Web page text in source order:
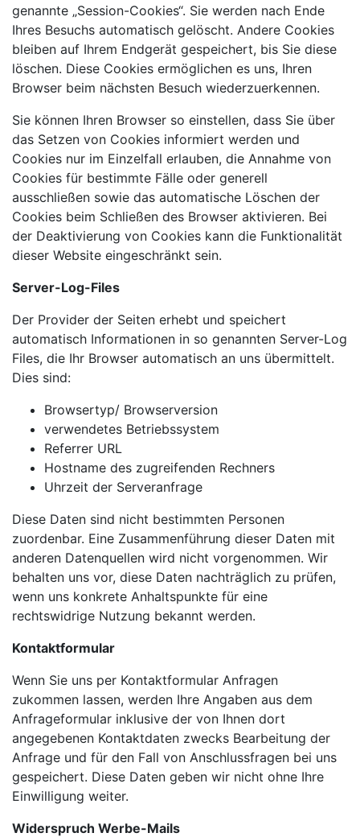
genannte „Session-Cookies“. Sie werden nach Ende
Ihres Besuchs automatisch gelöscht. Andere Cookies
bleiben auf Ihrem Endgerät gespeichert, bis Sie diese
löschen. Diese Cookies ermöglichen es uns, Ihren
Browser beim nächsten Besuch wiederzuerkennen.
Sie können Ihren Browser so einstellen, dass Sie über
das Setzen von Cookies informiert werden und
Cookies nur im Einzelfall erlauben, die Annahme von
Cookies für bestimmte Fälle oder generell
ausschließen sowie das automatische Löschen der
Cookies beim Schließen des Browser aktivieren. Bei
der Deaktivierung von Cookies kann die Funktionalität
dieser Website eingeschränkt sein.
Server-Log-Files
Der Provider der Seiten erhebt und speichert
automatisch Informationen in so genannten Server-Log
Files, die Ihr Browser automatisch an uns übermittelt.
Dies sind:
Browsertyp/ Browserversion
verwendetes Betriebssystem
Referrer URL
Hostname des zugreifenden Rechners
Uhrzeit der Serveranfrage
Diese Daten sind nicht bestimmten Personen
zuordenbar. Eine Zusammenführung dieser Daten mit
anderen Datenquellen wird nicht vorgenommen. Wir
behalten uns vor, diese Daten nachträglich zu prüfen,
wenn uns konkrete Anhaltspunkte für eine
rechtswidrige Nutzung bekannt werden.
Kontaktformular
Wenn Sie uns per Kontaktformular Anfragen
zukommen lassen, werden Ihre Angaben aus dem
Anfrageformular inklusive der von Ihnen dort
angegebenen Kontaktdaten zwecks Bearbeitung der
Anfrage und für den Fall von Anschlussfragen bei uns
gespeichert. Diese Daten geben wir nicht ohne Ihre
Einwilligung weiter.
Widerspruch Werbe-Mails